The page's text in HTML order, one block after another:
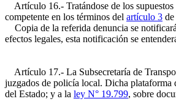
Artículo 16.- Tratándose de los supuestos
competente en los términos del artículo 3 de
Copia de la referida denuncia se
efectos legales, esta notificación se
Artículo 17.- La Subsecretaría de
juzgados de policía local. Dicha plataforma
del Estado; y a la ley N° 19.799, sobre